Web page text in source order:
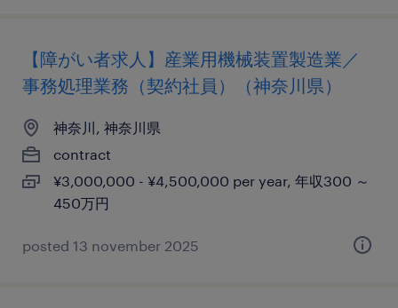
【障がい者求人】産業用機械装置製造業／
事務処理業務（契約社員）（神奈川県）
神奈川, 神奈川県
contract
¥3,000,000 - ¥4,500,000 per year, 年収300 ～
450万円
posted 13 november 2025